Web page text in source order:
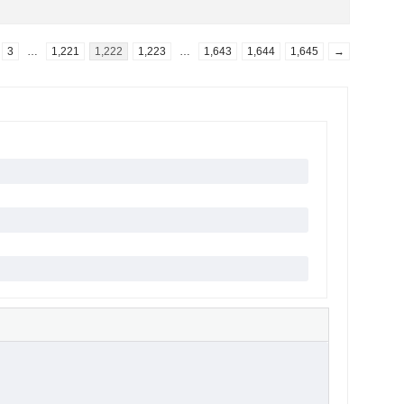
3 … 1,221 1,222 1,223 … 1,643 1,644 1,645 →